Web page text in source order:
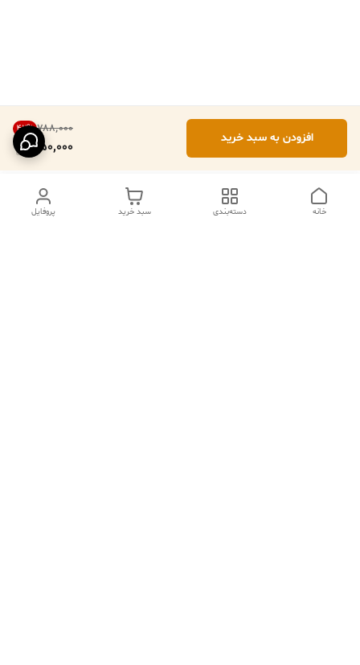
۷۸۸٬۰۰۰ 42%
450,000
افزودن به سبد خرید
پروفایل سبد خرید دسته‌بندی خانه